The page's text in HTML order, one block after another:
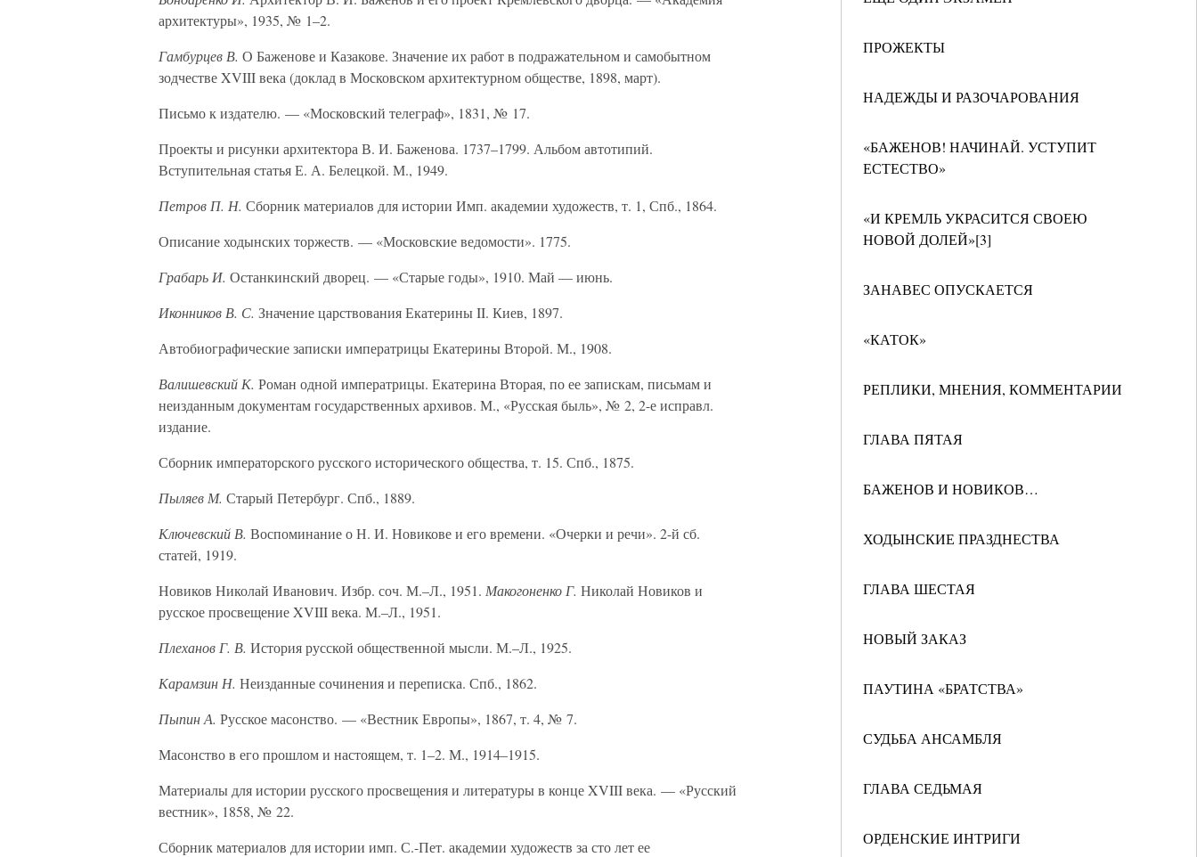
ПРОЖЕКТЫ
НАДЕЖДЫ И РАЗОЧАРОВАНИЯ
«БАЖЕНОВ! НАЧИНАЙ. УСТУПИТ
ЕСТЕСТВО»
«И КРЕМЛЬ УКРАСИТСЯ СВОЕЮ
НОВОЙ ДОЛЕЙ»[3]
ЗАНАВЕС ОПУСКАЕТСЯ
«КАТОК»
РЕПЛИКИ, МНЕНИЯ, КОММЕНТАРИИ
ГЛАВА ПЯТАЯ
БАЖЕНОВ И НОВИКОВ…
ХОДЫНСКИЕ ПРАЗДНЕСТВА
ГЛАВА ШЕСТАЯ
НОВЫЙ ЗАКАЗ
ПАУТИНА «БРАТСТВА»
СУДЬБА АНСАМБЛЯ
ГЛАВА СЕДЬМАЯ
ОРДЕНСКИЕ ИНТРИГИ
архитектуры», 1935, № 1–2.
Гамбурцев В. О Баженове и Казакове. Значение их работ в подражательном и самобытном
зодчестве XVIII века (доклад в Московском архитектурном обществе, 1898, март).
Письмо к издателю. — «Московский телеграф», 1831, № 17.
Проекты и рисунки архитектора В. И. Баженова. 1737–1799. Альбом автотипий.
Вступительная статья Е. А. Белецкой. М., 1949.
Петров П. Н. Сборник материалов для истории Имп. академии художеств, т. 1, Спб., 1864.
Описание ходынских торжеств. — «Московские ведомости». 1775.
Грабарь И. Останкинский дворец. — «Старые годы», 1910. Май — июнь.
Иконников В. С. Значение царствования Екатерины II. Киев, 1897.
Автобиографические записки императрицы Екатерины Второй. М., 1908.
Валишевский К. Роман одной императрицы. Екатерина Вторая, по ее запискам, письмам и
неизданным документам государственных архивов. М., «Русская быль», № 2, 2-е исправл.
издание.
Сборник императорского русского исторического общества, т. 15. Спб., 1875.
Пыляев М. Старый Петербург. Спб., 1889.
Ключевский В. Воспоминание о Н. И. Новикове и его времени. «Очерки и речи». 2-й сб.
статей, 1919.
Новиков Николай Иванович. Избр. соч. М.–Л., 1951. Макогоненко Г. Николай Новиков и
русское просвещение XVIII века. М.–Л., 1951.
Плеханов Г. В. История русской общественной мысли. М.–Л., 1925.
Карамзин Н. Неизданные сочинения и переписка. Спб., 1862.
Пыпин А. Русское масонство. — «Вестник Европы», 1867, т. 4, № 7.
Масонство в его прошлом и настоящем, т. 1–2. М., 1914–1915.
Материалы для истории русского просвещения и литературы в конце XVIII века. — «Русский
вестник», 1858, № 22.
Сборник материалов для истории имп. С.-Пет. академии художеств за сто лет ее